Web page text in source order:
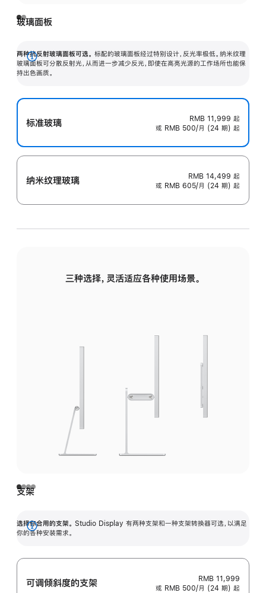
玻璃面板
两种抗反射玻璃面板可选。 标配的玻璃面板经过特别设计，反光率极低。纳米纹理
玻璃面板可分散反射光，从而进一步减少反光，即使在高亮光源的工作场所也能保
持出色画质。
展
开
标准玻璃 RMB 11,999 起
或 RMB 500/月 (24 期) 起
纳米纹理玻璃 RMB 14,499 起
或 RMB 605/月 (24 期) 起
三种选择，灵活适应各种使用场景。
支架
选择你合用的支架。 Studio Display 有两种支架和一种支架转换器可选，以满足
你的各种安装需求。
展
可调倾斜度的支架
RMB 11,999
或 RMB 500/月 (24 期) 起